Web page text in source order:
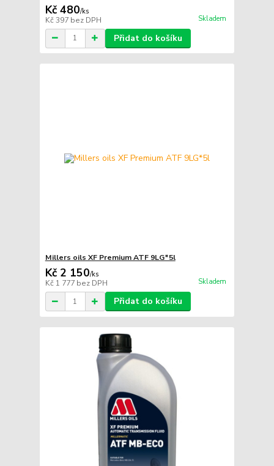
Kč 480/ks
Kč 397 bez DPH Skladem
Přidat do košíku
Millers oils XF Premium ATF 9LG*5l
Kč 2 150/ks
Kč 1 777 bez DPH Skladem
Přidat do košíku